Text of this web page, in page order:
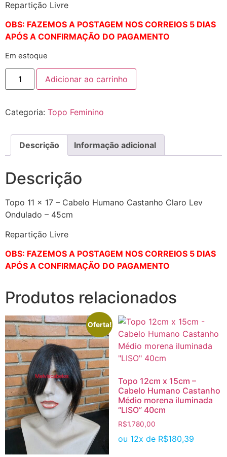
Repartição Livre
OBS: FAZEMOS A POSTAGEM NOS CORREIOS 5 DIAS
APÓS A CONFIRMAÇÃO DO PAGAMENTO
Em estoque
Adicionar ao carrinho
Categoria: Topo Feminino
Descrição Informação adicional
Descrição
Topo 11 x 17 – Cabelo Humano Castanho Claro Lev
Ondulado – 45cm
Repartição Livre
OBS: FAZEMOS A POSTAGEM NOS CORREIOS 5 DIAS
APÓS A CONFIRMAÇÃO DO PAGAMENTO
Produtos relacionados
Oferta!
Topo 12cm x 15cm –
Cabelo Humano Castanho
Médio morena iluminada
“LISO” 40cm
R$1.780,00
ou 12x de R$180,39